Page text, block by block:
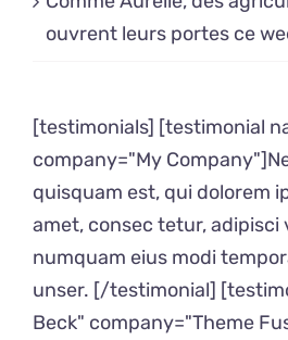
ouvrent leurs portes ce
[testimonials] [testimonial
company="My
quisquam est, qui dolorem
amet, consec tetur, adipisci
numquam eius modi
unser. [/testimonial]
Beck" company="Theme